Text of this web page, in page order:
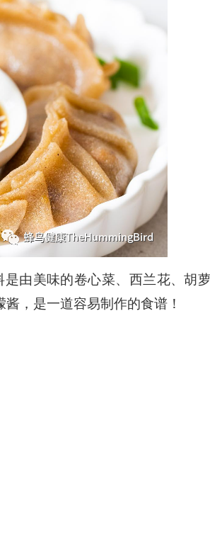
由美味的卷心菜、西兰花、胡萝
，是一道容易制作的食谱！